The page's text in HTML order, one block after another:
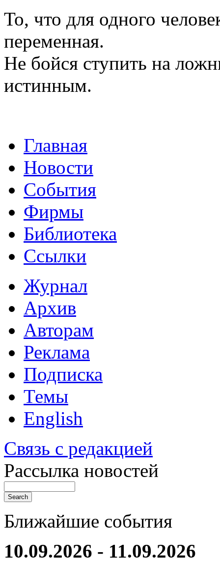
То, что для одного
переменная.
Не бойся ступить на
истинным.
Главная
Новости
События
Фирмы
Библиотека
Ссылки
Журнал
Архив
Авторам
Реклама
Подписка
Темы
English
Связь с редакцией
Рассылка новостей
Ближайшие события
10.09.2026 - 11.09.2026